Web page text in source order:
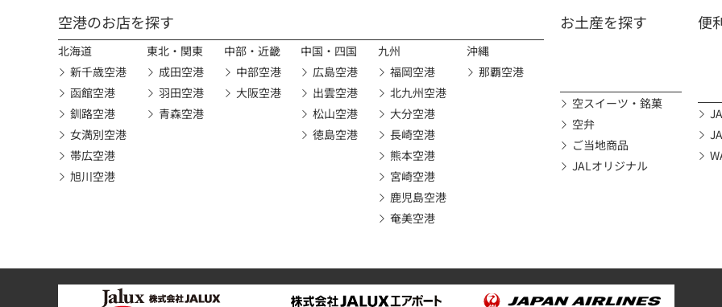
空港のお店を探す
北海道
新千歳空港
函館空港
釧路空港
女満別空港
帯広空港
旭川空港
東北・関東
成田空港
羽田空港
青森空港
中部・近畿
中部空港
大阪空港
中国・四国
広島空港
出雲空港
松山空港
徳島空港
九州
福岡空港
北九州空港
大分空港
長崎空港
熊本空港
宮崎空港
鹿児島空港
奄美空港
沖縄
那覇空港
お土産を探す
空スイーツ・銘菓
空弁
ご当地商品
JALオリジナル
便